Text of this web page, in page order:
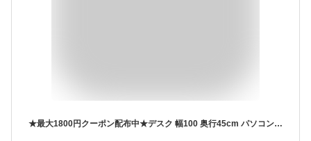
★最大1800円クーポン配布中★デスク 幅100 奥行45cm パソコンデスク USB コンセント 引き出し ネイルデスク おしゃれ 木製 pcデスク 学習デスク 机 収納 コンパクト ハイタイプ 子供 学習机 勉強机 ワークデスク ワーキングデスク 大人 省スペース シンプル スリム